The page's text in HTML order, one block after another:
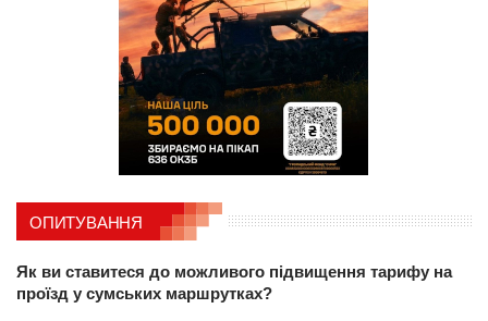
ОПИТУВАННЯ
Як ви ставитеся до можливого підвищення тарифу на
проїзд у сумських маршрутках?